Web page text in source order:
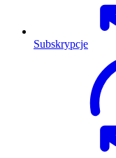
Subskrypcje